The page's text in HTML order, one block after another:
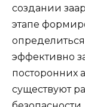
создании
этапе
эффективно
посторонних
существуют